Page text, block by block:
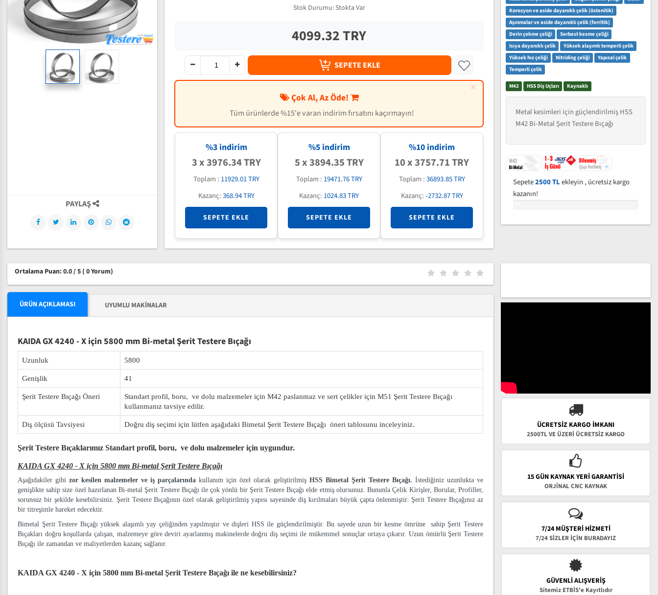
Stok Durumu: Stokta Var
4099.32 TRY
SEPETE EKLE
×
Çok Al, Az Öde!
Tüm ürünlerde %15'e varan indirim fırsatını kaçırmayın!
%3 indirim
3 x 3976.34 TRY
Toplam : 11929.01 TRY
Kazanç:368.94 TRY
SEPETE EKLE
%5 indirim
5 x 3894.35 TRY
Toplam : 19471.76 TRY
Kazanç: 1024.83 TRY
SEPETE EKLE
%10 indirim
10 x 3757.71 TRY
Toplam :36893.85 TRY
Kazanç:-2732.87 TRY
SEPETE EKLE
PAYLAŞ
Korozyon ve aside dayanıklı çelik (östenitik)
Aşınmalar ve aside dayanıklı çelik (ferritik)
Derin çekme çeliği
Serbest kesme çeliği
Isıya dayanıklı çelik
Yüksek alaşımlı temperli çelik
Yüksek hız çeliği
Nitriding çeliği
Yapısal çelik
Temperli çelik
M42 HSS Diş Uçları Kaynaklı
Metal kesimleri için güçlendirilmiş HSS
M42 Bi-Metal Şerit Testere Bıçağı
Sepete2500 TLekleyin , ücretsiz kargo
kazanın!
Ortalama Puan: 0.0 / 5 ( 0 Yorum)
ÜRÜN AÇIKLAMASI UYUMLU MAKINALAR
KAIDA GX 4240 - X için 5800 mm Bi-metal Şerit Testere Bıçağı
Uzunluk 5800
Genişlik 41
Şerit Testere Bıçağı Öneri
Standart profil, boru, ve dolu malzemeler için M42 paslanmaz ve sert çelikler için M51 Şerit Testere Bıçağı
kullanmanız tavsiye edilir.
Diş ölçüsü Tavsiyesi Doğru diş seçimi için lütfen aşağıdaki Bimetal Şerit Testere Bıçağı öneri tablosunu inceleyiniz.
Şerit Testere Bıçaklarımız Standart profil, boru, ve dolu malzemeler için uygundur.
KAIDA GX 4240 - X için 5800 mm Bi-metal Şerit Testere Bıçağı
Aşağıdakiler gibi zor kesilen malzemeler ve iş parçalarında kullanım için özel olarak geliştirilmiş HSS Bimetal Şerit Testere Bıçağı. İstediğiniz uzunlukta ve
genişlikte sahip size özel hazırlanan Bi-metal Şerit Testere Bıçağı ile çok yönlü bir Şerit Testere Bıçağı elde etmiş olursunuz. Bununla Çelik Kirişler, Borular, Profiller,
sorunsuz bir şekilde kesebilirsiniz. Şerit Testere Bıçağının özel olarak geliştirilmiş yapısı sayesinde diş kırılmaları büyük çapta önlenmiştir. Şerit Testere Bıçağınız az
bir titreşimle hareket edecektir.
Bimetal Şerit Testere Bıçağı yüksek alaşımlı yay çeliğinden yapılmıştır ve dişleri HSS ile güçlendirilmiştir. Bu sayede uzun bir kesme ömrüne sahip Şerit Testere
Bıçakları doğru koşullarda çalışan, malzemeye göre deviri ayarlanmış makinelerde doğru diş seçimi ile mükemmel sonuçlar ortaya çıkarır. Uzun ömürlü Şerit Testere
Bıçağı ile zamandan ve maliyetlerden kazanç sağlanır.
KAIDA GX 4240 - X için 5800 mm Bi-metal Şerit Testere Bıçağı ile ne kesebilirsiniz?
ÜCRETSIZ KARGO İMKANI
2500TL VE ÜZERİ ÜCRETSİZ KARGO
15 GÜN KAYNAK YERI GARANTISI
ORJİNAL CNC KAYNAK
7/24 MÜŞTERİ HİZMETİ
7/24 SİZLER İÇİN BURADAYIZ
GÜVENLI ALIŞVERIŞ
Sitemiz ETBİS'e Kayıtlıdır